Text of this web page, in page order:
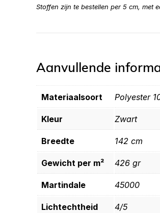
Stoffen zijn te bestellen per 5 cm, met
Aanvullende
Materiaalsoort Polyester
Kleur Zwart
Breedte 142 cm
Gewicht per m² 426 gr
Martindale 45000
Lichtechtheid 4/5